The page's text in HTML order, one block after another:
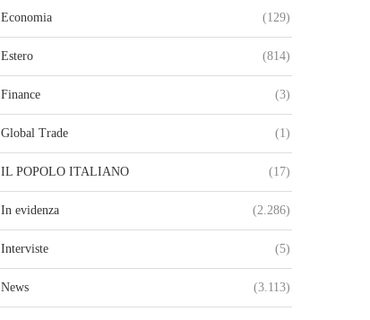
Economia (129)
Estero (814)
Finance (3)
Global Trade (1)
IL POPOLO ITALIANO (17)
In evidenza (2.286)
Interviste (5)
News (3.113)